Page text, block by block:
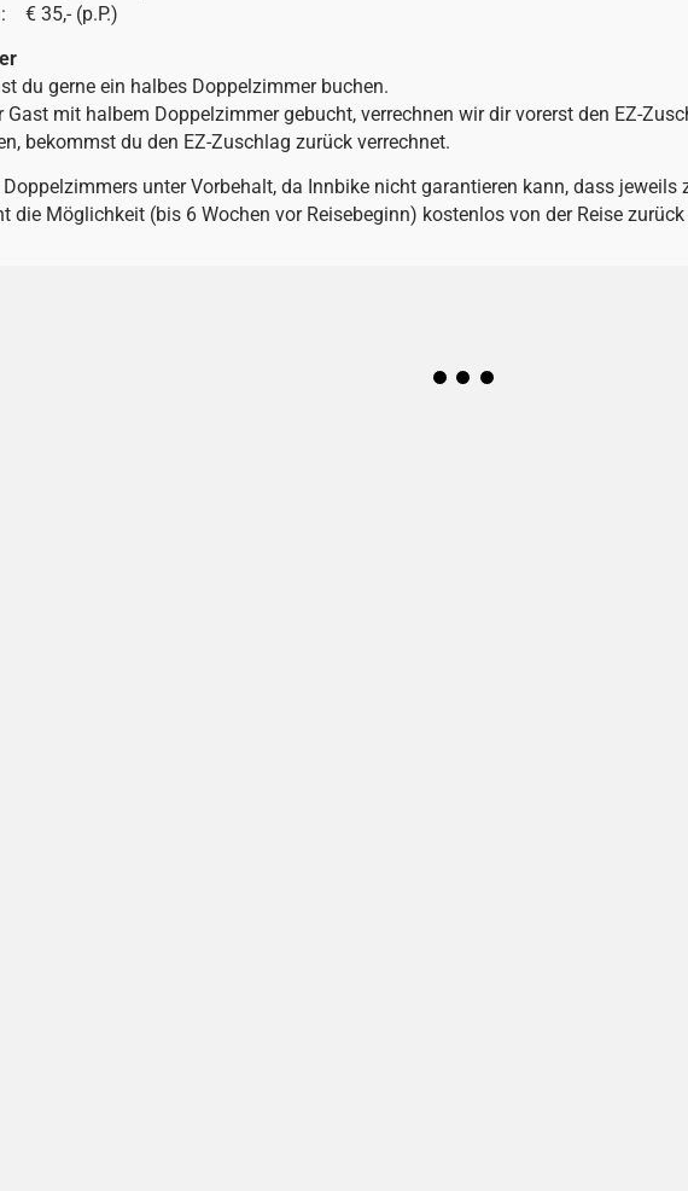
€ 35,- (p.P.)
du gerne ein halbes Doppelzimmer buchen.
Gast mit halbem Doppelzimmer gebucht, verrechnen wir dir vorerst den EZ-
bekommst du den EZ-Zuschlag zurück verrechnet.
unter Vorbehalt, da Innbike nicht garantieren kann, dass
die Möglichkeit (bis 6 Wochen vor Reisebeginn) kostenlos von der Reise